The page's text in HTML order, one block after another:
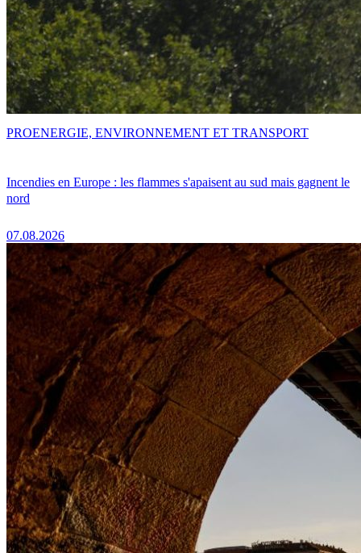
Incendies en Europe : les flammes s'apaisent au sud mais gagnent le
nord
07.08.2026
PROENERGIE, ENVIRONNEMENT ET TRANSPORT